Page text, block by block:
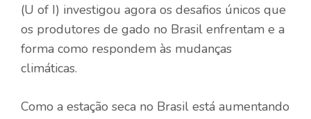
(U of I) investigou agora os desafios únicos que
os produtores de gado no Brasil enfrentam e a
forma como respondem às mudanças
climáticas.
Como a estação seca no Brasil está aumentando